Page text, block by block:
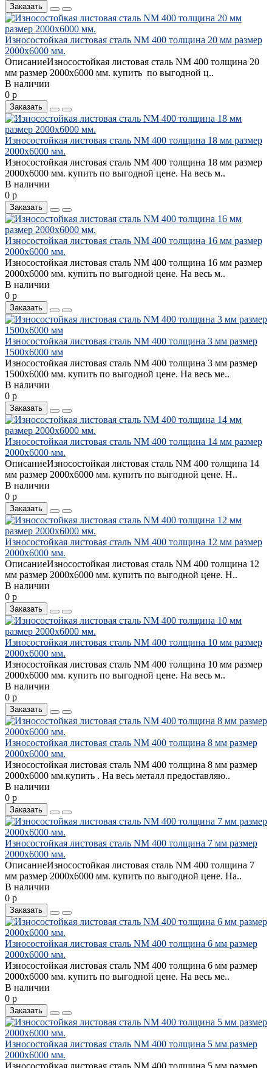
Заказать
Износостойкая листовая сталь NM 400 толщина 20 мм размер
2000х6000 мм.
ОписаниеИзносостойкая листовая сталь NM 400 толщина 20
мм размер 2000х6000 мм. купить по выгодной ц..
В наличии
0 р
Заказать
Износостойкая листовая сталь NM 400 толщина 18 мм размер
2000х6000 мм.
Износостойкая листовая сталь NM 400 толщина 18 мм размер
2000х6000 мм. купить по выгодной цене. На весь м..
В наличии
0 р
Заказать
Износостойкая листовая сталь NM 400 толщина 16 мм размер
2000х6000 мм.
Износостойкая листовая сталь NM 400 толщина 16 мм размер
2000х6000 мм. купить по выгодной цене. На весь м..
В наличии
0 р
Заказать
Износостойкая листовая сталь NM 400 толщина 3 мм размер
1500х6000 мм
Износостойкая листовая сталь NM 400 толщина 3 мм размер
1500х6000 мм. купить по выгодной цене. На весь ме..
В наличии
0 р
Заказать
Износостойкая листовая сталь NM 400 толщина 14 мм размер
2000х6000 мм.
ОписаниеИзносостойкая листовая сталь NM 400 толщина 14
мм размер 2000х6000 мм. купить по выгодной цене. Н..
В наличии
0 р
Заказать
Износостойкая листовая сталь NM 400 толщина 12 мм размер
2000х6000 мм.
ОписаниеИзносостойкая листовая сталь NM 400 толщина 12
мм размер 2000х6000 мм. купить по выгодной цене. Н..
В наличии
0 р
Заказать
Износостойкая листовая сталь NM 400 толщина 10 мм размер
2000х6000 мм.
Износостойкая листовая сталь NM 400 толщина 10 мм размер
2000х6000 мм. купить по выгодной цене. На весь м..
В наличии
0 р
Заказать
Износостойкая листовая сталь NM 400 толщина 8 мм размер
2000х6000 мм.
Износостойкая листовая сталь NM 400 толщина 8 мм размер
2000х6000 мм.купить . На весь металл предоставляю..
В наличии
0 р
Заказать
Износостойкая листовая сталь NM 400 толщина 7 мм размер
2000х6000 мм.
ОписаниеИзносостойкая листовая сталь NM 400 толщина 7
мм размер 2000х6000 мм. купить по выгодной цене. На..
В наличии
0 р
Заказать
Износостойкая листовая сталь NM 400 толщина 6 мм размер
2000х6000 мм.
Износостойкая листовая сталь NM 400 толщина 6 мм размер
2000х6000 мм. купить по выгодной цене. На весь ме..
В наличии
0 р
Заказать
Износостойкая листовая сталь NM 400 толщина 5 мм размер
2000х6000 мм.
Износостойкая листовая сталь NM 400 толщина 5 мм размер